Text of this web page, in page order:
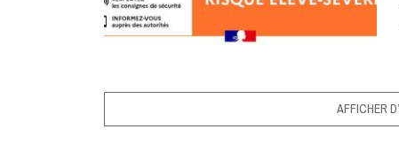
AFFICHER